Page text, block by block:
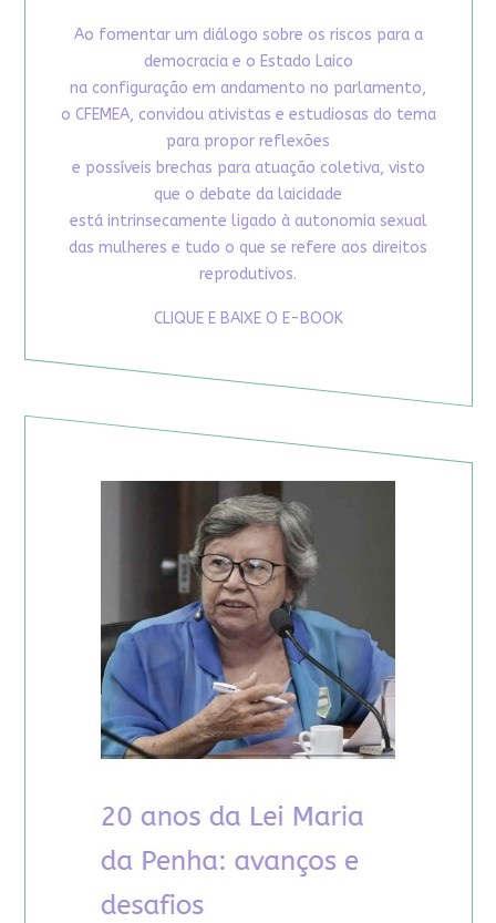
Ao fomentar um diálogo sobre os riscos para a
democracia e o Estado Laico
na configuração em andamento no parlamento,
o CFEMEA, convidou ativistas e estudiosas do tema
para propor reflexões
e possíveis brechas para atuação coletiva, visto
que o debate da laicidade
está intrinsecamente ligado à autonomia sexual
das mulheres e tudo o que se refere aos direitos
reprodutivos.
CLIQUE E BAIXE O E-BOOK